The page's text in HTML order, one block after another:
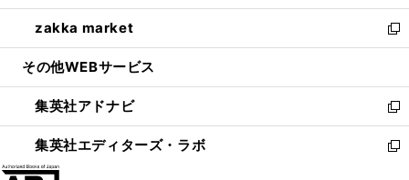
開
く
ウ
で
開
ン
ド
ウ
開
く
ウ
ィ
ン
ウ
で
開
く
し
い
ウ
ン
ド
ウ
で
zakka market
新
し
ウ
ィ
ン
ド
その他WEBサービス
集英社アドナビ
新
し
い
集英社エディターズ・ラボ
新